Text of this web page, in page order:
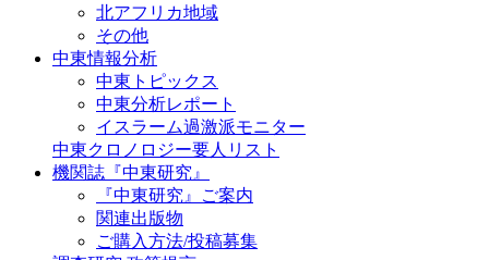
北アフリカ地域
その他
中東情報分析
中東トピックス
中東分析レポート
イスラーム過激派モニター
中東クロノロジー要人リスト
機関誌『中東研究』
『中東研究』ご案内
関連出版物
ご購入方法/投稿募集